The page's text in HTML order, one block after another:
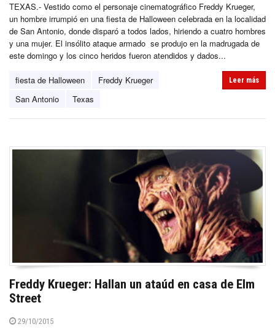
TEXAS.- Vestido como el personaje cinematográfico Freddy Krueger,
un hombre irrumpió en una fiesta de Halloween celebrada en la localidad
de San Antonio, donde disparó a todos lados, hiriendo a cuatro hombres
y una mujer. El insólito ataque armado se produjo en la madrugada de
este domingo y los cinco heridos fueron atendidos y dados...
fiesta de Halloween
Freddy Krueger
San Antonio
Texas
Leer más
Freddy Krueger: Hallan un ataúd en casa de Elm
Street
29/10/2015